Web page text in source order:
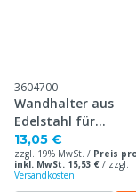
3604700
Wandhalter aus
Edelstahl für
Einweghandschuhe
13,05 €
zzgl. 19% MwSt. / Preis
inkl. MwSt. 15,53 € / zzgl.
Versandkosten